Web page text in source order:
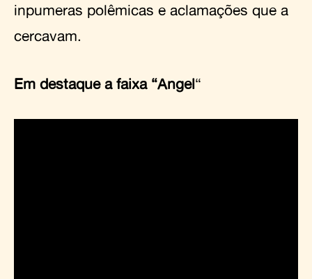
inpumeras polêmicas e aclamações que a
cercavam.
Em destaque a faixa “Angel“